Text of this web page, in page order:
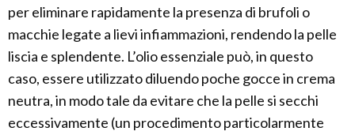
per eliminare rapidamente la presenza di brufoli o
macchie legate a lievi infiammazioni, rendendo la pelle
liscia e splendente. L’olio essenziale può, in questo
caso, essere utilizzato diluendo poche gocce in crema
neutra, in modo tale da evitare che la pelle si secchi
eccessivamente (un procedimento particolarmente